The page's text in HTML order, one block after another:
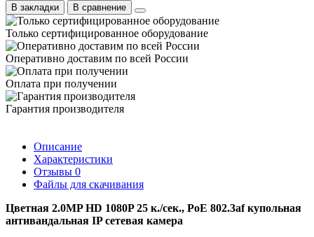
В закладки
В сравнение
Только сертифицированное оборудование
Оперативно доставим по всей России
Оплата при получении
Гарантия производителя
Описание
Характеристики
Отзывы 0
Файлы для скачивания
Цветная 2.0MP HD 1080P 25 к./сек., PoE 802.3af купольная
антивандальная IP сетевая камера